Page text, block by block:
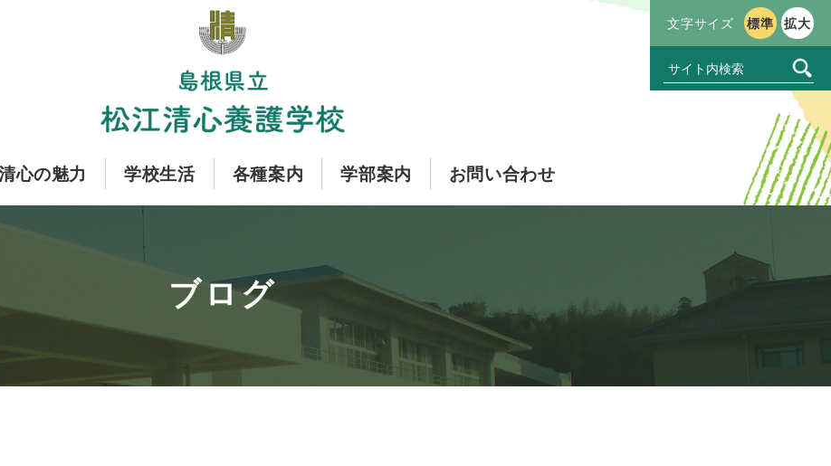
文字サイズ 標準 拡大
心の魅力 学校生活 各種案内 学部案内 お問い合わせ
ブログ